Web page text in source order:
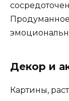
Декор и
Картины,